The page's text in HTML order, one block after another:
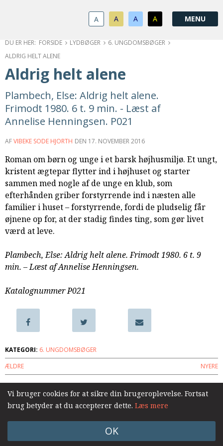
og
gå
indhold
forsiden
guide
for
1.2:
Bestyrelse
1.3:
Økonomi
1.5:
Privatlivspolitik
Vedtægter
2.0:
Nyheder
3.0:
Kalender
4.0:
Kristeligt
Lydbibliotek
til
udlån
6.0:
Bibelen
7.0:
Arrangementer
7.1:
Sommerstævne
7.2:
Nordisk
samarbejde
KABB!
9.0:
Links
Næste
indlæg:
budene
gælder
endnuForrige
indlæg:
Gå
du
bare
A A A A
FORSIDE LYDBØGER
6. UNGDOMSBØGER
ALDRIG HELT ALENE
Aldrig helt alene
Plambech, Else: Aldrig helt alene.
Frimodt 1980. 6 t. 9 min. - Læst af
Annelise Henningsen. P021
AFVIBEKE SODE HJORTH DEN 17. NOVEMBER 2016
Roman om børn og unge i et barsk højhusmiljø. Et ungt,
kristent ægtepar flytter ind i højhuset og starter
sammen med nogle af de unge en klub, som
efterhånden griber forstyrrende ind i næsten alle
familier i huset – forstyrrende, fordi de pludselig får
øjnene op for, at der stadig findes ting, som gør livet
værd at leve.
Plambech, Else: Aldrig helt alene. Frimodt 1980. 6 t. 9
min. – Læst af Annelise Henningsen.
Katalognummer P021
KATEGORI: 6. UNGDOMSBØGER
ÆLDRE
NYERE
Log ind
Vi bruger cookies for at sikre din brugeroplevelse. Fortsat
brug betyder at du accepterer dette. Læs mere
OK